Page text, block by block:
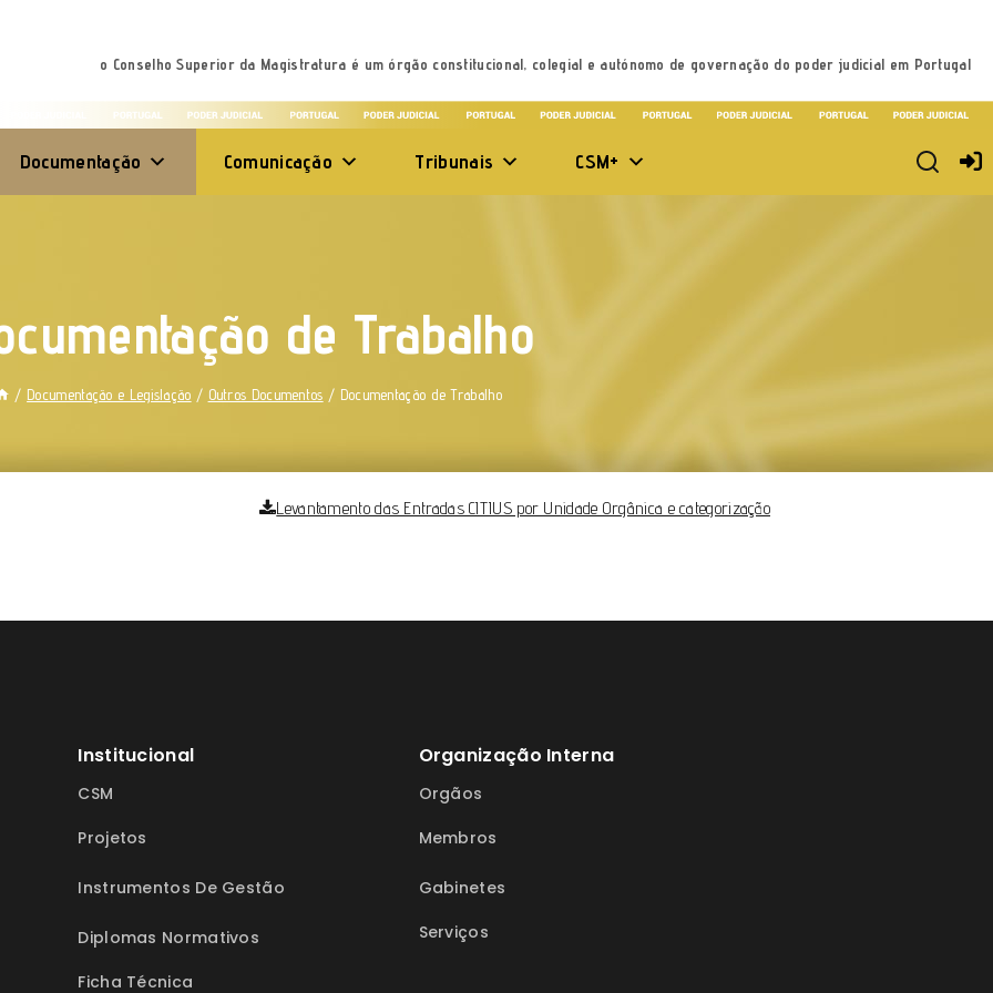
o Conselho Superior da Magistratura é um órgão constitucional, colegial e autónomo de governação do poder judicial em Portugal
Documentação Comunicação Tribunais CSM+
de Trabalho
/ Documentação e Legislação / Outros Documentos / Documentação de Trabalho
Levantamento das Entradas CITIUS por Unidade Orgânica e categorização
Institucional
CSM
Projetos
Instrumentos De Gestão
Diplomas Normativos
Ficha Técnica
Organização Interna
Orgãos
Membros
Gabinetes
Serviços